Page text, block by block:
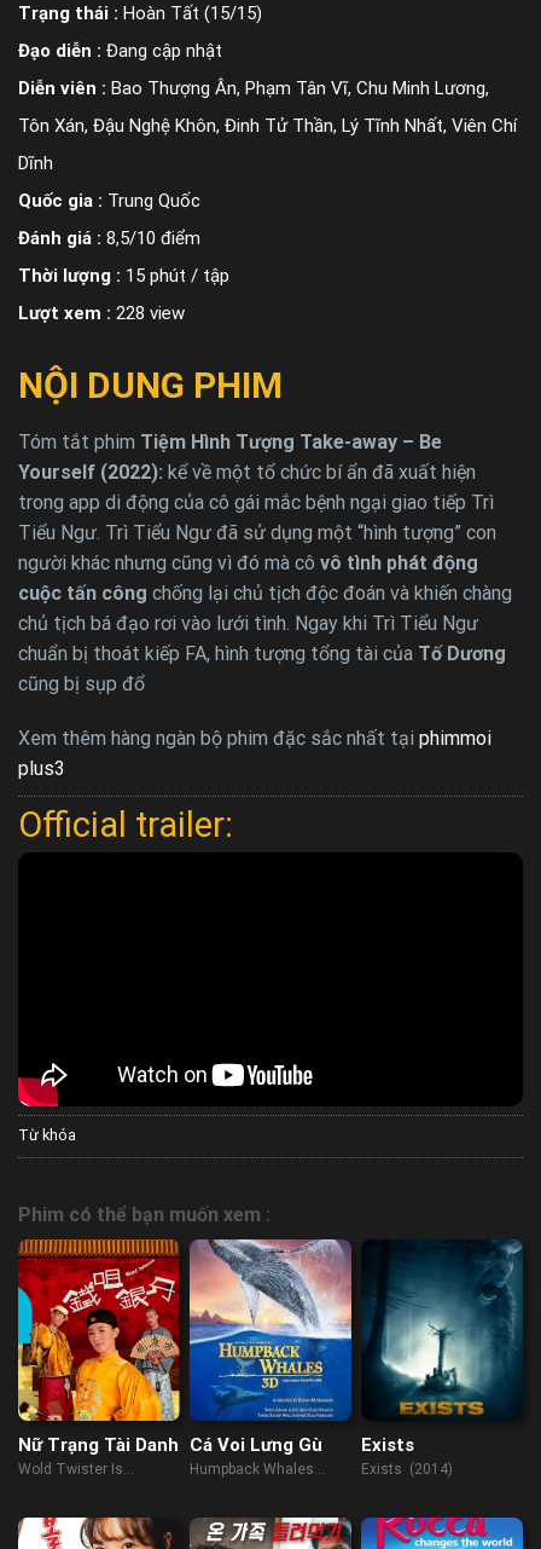
Trạng thái : Hoàn Tất (15/15)
Đạo diễn : Đang cập nhật
Diễn viên : Bao Thượng Ân, Phạm Tân Vĩ, Chu Minh Lương,
Tôn Xán, Đậu Nghệ Khôn, Đinh Tử Thần, Lý Tĩnh Nhất, Viên Chí
Dĩnh
Quốc gia : Trung Quốc
Đánh giá : 8,5/10 điểm
Thời lượng : 15 phút / tập
Lượt xem : 228 view
NỘI DUNG PHIM
Tóm tắt phim Tiệm Hình Tượng Take-away – Be
Yourself (2022): kể về một tổ chức bí ẩn đã xuất hiện
trong app di động của cô gái mắc bệnh ngại giao tiếp Trì
Tiểu Ngư. Trì Tiểu Ngư đã sử dụng một “hình tượng” con
người khác nhưng cũng vì đó mà cô vô tình phát động
cuộc tấn công chống lại chủ tịch độc đoán và khiến chàng
chủ tịch bá đạo rơi vào lưới tình. Ngay khi Trì Tiểu Ngư
chuẩn bị thoát kiếp FA, hình tượng tổng tài của Tố Dương
cũng bị sụp đổ
Xem thêm hàng ngàn bộ phim đặc sắc nhất tại phimmoi
plus3
Official trailer:
Từ khóa
Phim có thể bạn muốn xem :
Nữ Trạng Tài Danh
Wold Twister Is
Cá Voi Lưng Gù
Humpback Whales
Exists
Exists (2014)